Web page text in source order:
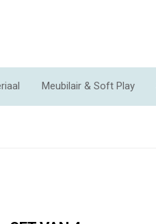
Meubilair & Soft Play